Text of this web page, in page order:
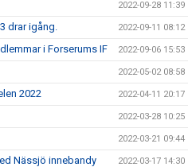
2022-09-28 11:39
drar igång. 2022-09-11 08:12
i Forserums IF 2022-09-06 15:53
2022-05-02 08:58
2022 2022-04-11 20:17
2022-03-28 10:25
2022-03-21 09:44
Nässjö innebandy 2022-03-17 14:30